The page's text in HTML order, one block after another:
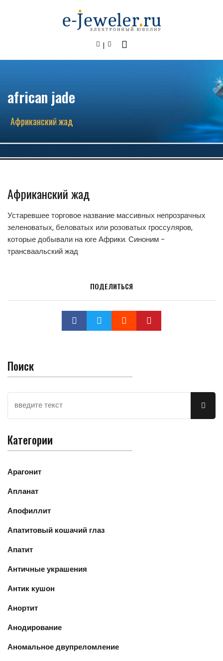
african jade
Африканский жад
Африканский жад
Устаревшее торговое название массивных непрозрачных
зеленоватых, беловатых или розоватых гроссуляров,
которые добывали на юге Африки. Синоним -
трансваальский жад
ПОДЕЛИТЬСЯ
Поиск
Категории
Арагонит
Апланат
Апофиллит
Апатитовый кошачий глаз
Апатит
Античные украшения
Антик кушон
Анортит
Анодирование
Аномальное двупреломление